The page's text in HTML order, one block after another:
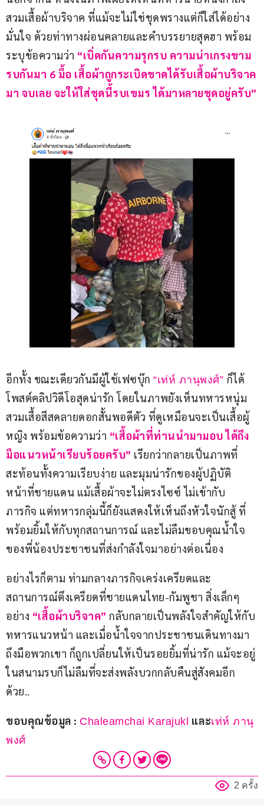
สวมเสื้อผ้าบริจาค ที่แม้จะไม่ใช่ชุดพรางแต่ก็ใส่ได้อย่าง
มั่นใจ ด้วยท่าทางผ่อนคลายและคำบรรยายสุดฮา พร้อม
ระบุข้อความว่า “เบิ่ดกันความรุกรบ ความน่าเกรงขาม
รบกันมา 6 มื้อ เสื้อผ้าถูกระเบิดขาดได้รับเสื้อผ้าบริจาค
มา จบเลย จะให้ใส่ชุดนี้รบเขมร ได้มาหลายชุดอยู่ครับ”
อีกทั้ง ขณะเดียวกันมีผู้ใช้เฟซบุ๊ก “เท่ห์ ภานุพงศ์” ก็ได้
โพสต์คลิปวิดีโอสุดน่ารัก โดยในภาพยังเห็นทหารหนุ่ม
สวมเสื้อสีสดลายดอกสั้นพอดีตัว ที่ดูเหมือนจะเป็นเสื้อผู้
หญิง พร้อมข้อความว่า “เสื้อผ้าที่ท่านนำมามอบ ได้ถึง
มือแนวหน้าเรียบร้อยครับ” เรียกว่ากลายเป็นภาพที่
สะท้อนทั้งความเรียบง่าย และมุมน่ารักของผู้ปฏิบัติ
หน้าที่ชายแดน แม้เสื้อผ้าจะไม่ตรงไซซ์ ไม่เข้ากับ
ภารกิจ แต่ทหารกลุ่มนี้ก็ยังแสดงให้เห็นถึงหัวใจนักสู้ ที่
พร้อมยิ้มให้กับทุกสถานการณ์ และไม่ลืมขอบคุณน้ำใจ
ของพี่น้องประชาชนที่ส่งกำลังใจมาอย่างต่อเนื่อง
อย่างไรก็ตาม ท่ามกลางภารกิจเคร่งเครียดและ
สถานการณ์ตึงเครียดที่ชายแดนไทย-กัมพูชา สิ่งเล็กๆ
อย่าง “เสื้อผ้าบริจาค” กลับกลายเป็นพลังใจสำคัญให้กับ
ทหารแนวหน้า และเมื่อน้ำใจจากประชาชนเดินทางมา
ถึงมือพวกเขา ก็ถูกเปลี่ยนให้เป็นรอยยิ้มที่น่ารัก แม้จะอยู่
ในสนามรบก็ไม่ลืมที่จะส่งพลังบวกกลับคืนสู่สังคมอีก
ด้วย..
ขอบคุณข้อมูล : Chaleamchai Karajukl และเท่ห์ ภานุ
พงศ์
2 ครั้ง